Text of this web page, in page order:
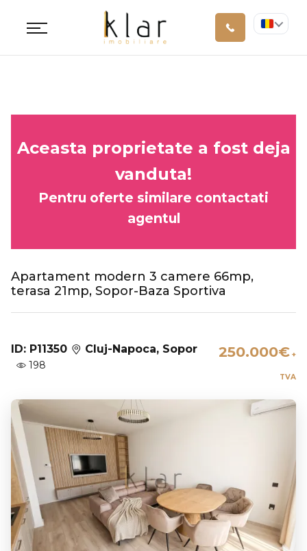
Aceasta proprietate a fost deja
vanduta!
Pentru oferte similare contactati
agentul
Apartament modern 3 camere 66mp,
terasa 21mp, Sopor-Baza Sportiva
ID: P11350 Cluj-Napoca, Sopor
198
250.000€ +
TVA